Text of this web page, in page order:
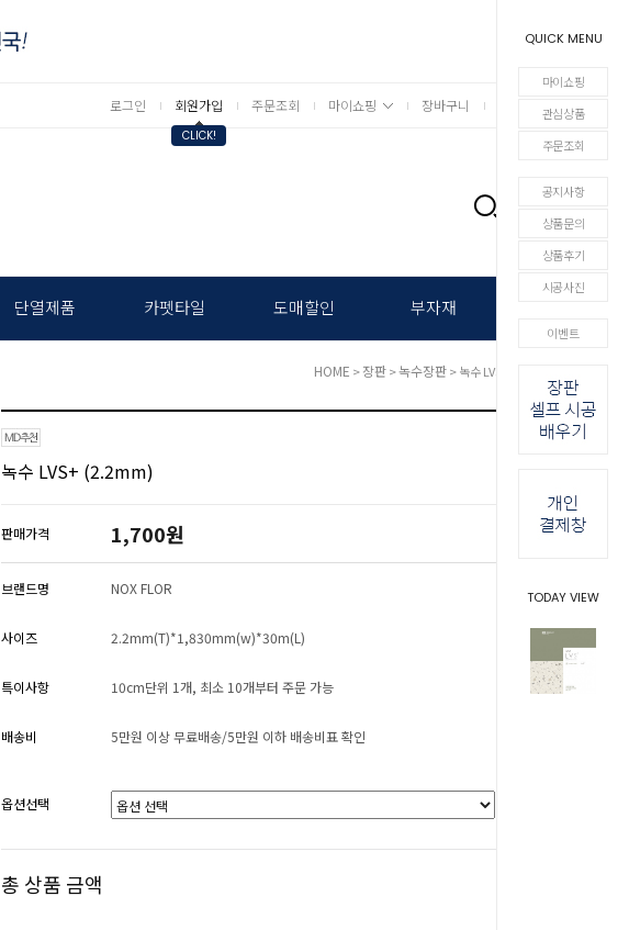
QUICK MENU
마이쇼핑
관심상품
주문조회
공지사항
상품문의
상품후기
시공사진
이벤트
TODAY VIEW
로그인 회원가입
CLICK!
주문조회 마이쇼핑 장바구니
0
단열제품 카펫타일 도매할인 부자재
HOME >장판>녹수장판> 녹수 LVS+ (2.2mm)
녹수 LVS+ (2.2mm)
판매가격 1,700원
브랜드명 NOX FLOR
사이즈 2.2mm(T)*1,830mm(w)*30m(L)
특이사항 10cm단위 1개, 최소 10개부터 주문 가능
배송비 5만원 이상 무료배송/5만원 이하 배송비표 확인
옵션선택
총 상품 금액